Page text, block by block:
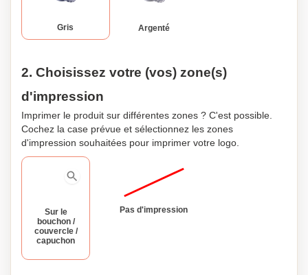
nos spécialistes. Ils vous conseilleront immédiatement.
Gris Argenté
2. Choisissez votre (vos) zone(s)
d'impression
Imprimer le produit sur différentes zones ? C'est possible.
Cochez la case prévue et sélectionnez les zones
d'impression souhaitées pour imprimer votre logo.
Sur le
bouchon /
couvercle /
capuchon
Pas d'impression